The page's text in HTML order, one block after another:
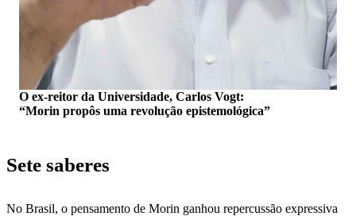
O ex-reitor da Universidade, Carlos Vogt:
“Morin propôs uma revolução epistemológica”
Sete saberes
No Brasil, o pensamento de Morin ganhou repercussão expressiva